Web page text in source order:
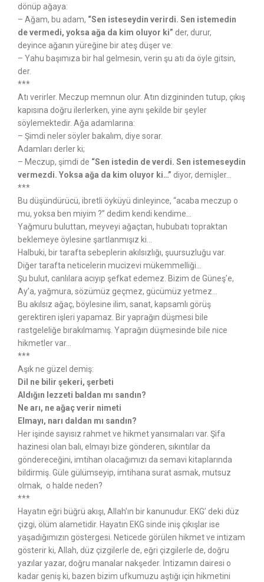
dönüp ağaya:
– Ağam, bu adam, “Sen isteseydin verirdi. Sen istemedin
de vermedi, yoksa ağa da kim oluyor ki” der, durur,
deyince ağanın yüreğine bir ateş düşer ve:
– Yahu başımıza bir hal gelmesin, verin şu atı da öyle gitsin,
der.
***
Atı verirler. Meczup memnun olur. Atın dizgininden tutup, çıkış
kapısına doğru ilerlerken, yine aynı şekilde bir şeyler
söylemektedir. Ağa adamlarına:
– Şimdi neler söyler bakalım, diye sorar.
Adamları derler ki;
– Meczup, şimdi de “Sen istedin de verdi. Sen istemeseydin
vermezdi. Yoksa ağa da kim oluyor ki…” diyor, demişler…
***
Bu düşündürücü, ibretli öyküyü dinleyince, “acaba meczup o
mu, yoksa ben miyim ?” dedim kendi kendime…
Yağmuru buluttan, meyveyi ağaçtan, hububatı topraktan
beklemeye öylesine şartlanmışız ki…
Halbuki, bir tarafta sebeplerin akılsızlığı, şuursuzluğu var.
Diğer tarafta neticelerin mucizevi mükemmelliği…
Şu bulut, canlılara acıyıp şefkat edemez. Bizim de Güneş’e,
Ay’a, yağmura, sözümüz geçmez, gücümüz yetmez…
Bu akılsız ağaç, böylesine ilim, sanat, kapsamlı görüş
gerektiren işleri yapamaz. Bir yaprağın düşmesi bile
rastgeleliğe bırakılmamış. Yaprağın düşmesinde bile nice
hikmetler var…
***
Aşık ne güzel demiş:
Dil ne bilir şekeri, şerbeti
Aldığın lezzeti baldan mı sandın?
Ne arı, ne ağaç verir nimeti
Elmayı, narı daldan mı sandın?
Her işinde sayısız rahmet ve hikmet yansımaları var. Şifa
hazinesi olan balı, elmayı bize gönderen, sıkıntılar da
göndereceğini, imtihan olacağımızı da semavi kitaplarında
bildirmiş. Güle gülümseyip, imtihana surat asmak, mutsuz
olmak, o halde neden?
***
Hayatın eğri büğrü akışı, Allah’ın bir kanunudur. EKG’ deki düz
çizgi, ölüm alametidir. Hayatın EKG sinde iniş çıkışlar ise
yaşadığımızın göstergesi. Neticede görülen hikmet ve intizam
gösterir ki, Allah, düz çizgilerle de, eğri çizgilerle de, doğru
yazılar yazar, doğru manalar nakşeder. İntizamın dairesi o
kadar geniş ki, bazen bizim ufkumuzu aştığı için hikmetini